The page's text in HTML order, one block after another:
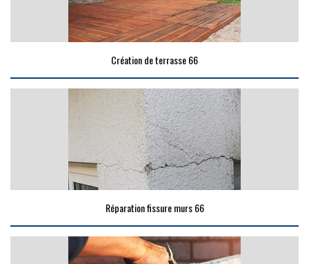
Création de terrasse 66
Réparation fissure murs 66